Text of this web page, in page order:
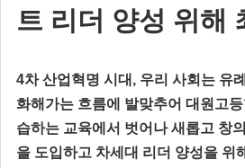
트 리더 양성 위해
4차 산업혁명 시대, 우리 사회는 유
화해가는 흐름에 발맞추어 대원고
습하는 교육에서 벗어나 새롭고 창
을 도입하고 차세대 리더 양성을 위